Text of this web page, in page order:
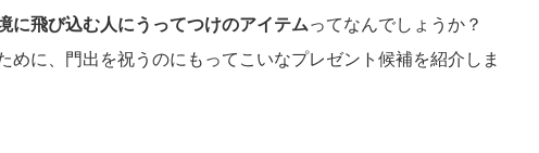
に飛び込む人にうってつけのアイテムってなんでしょうか？
めに、門出を祝うのにもってこいなプレゼント候補を紹介しま